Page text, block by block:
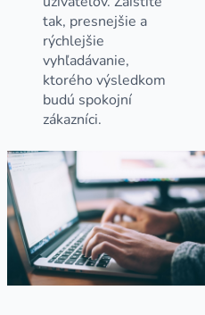
tak, presnejšie a
rýchlejšie
vyhľadávanie,
ktorého výsledkom
budú spokojní
zákazníci.